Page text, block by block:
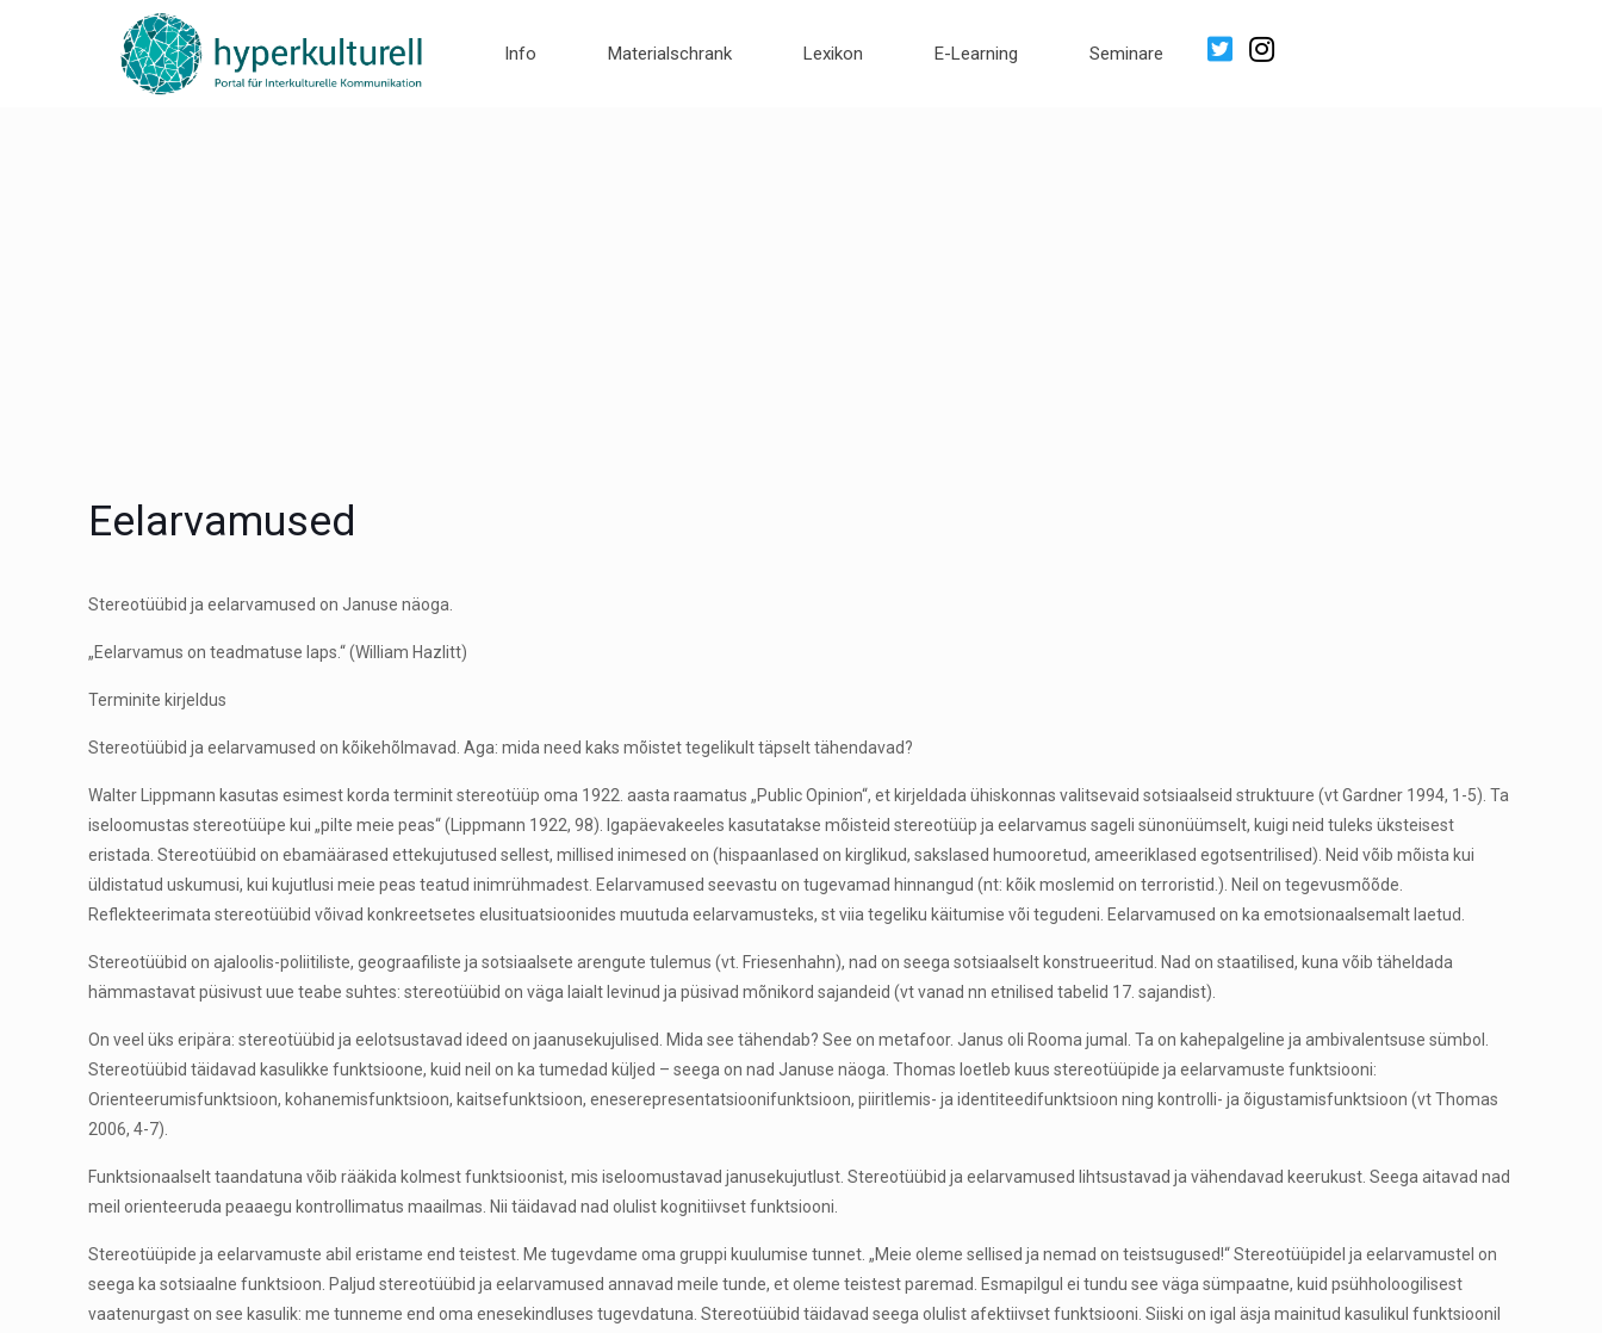
Info Materialschrank Lexikon E-Learning Seminare
Eelarvamused
Stereotüübid ja eelarvamused on Januse näoga.
„Eelarvamus on teadmatuse laps.“ (William Hazlitt)
Terminite kirjeldus
Stereotüübid ja eelarvamused on kõikehõlmavad. Aga: mida need kaks mõistet tegelikult täpselt tähendavad?
Walter Lippmann kasutas esimest korda terminit stereotüüp oma 1922. aasta raamatus „Public Opinion“, et kirjeldada ühiskonnas valitsevaid sotsiaalseid struktuure (vt Gardner 1994, 1-5). Ta
iseloomustas stereotüüpe kui „pilte meie peas“ (Lippmann 1922, 98). Igapäevakeeles kasutatakse mõisteid stereotüüp ja eelarvamus sageli sünonüümselt, kuigi neid tuleks üksteisest
eristada. Stereotüübid on ebamäärased ettekujutused sellest, millised inimesed on (hispaanlased on kirglikud, sakslased humooretud, ameeriklased egotsentrilised). Neid võib mõista kui
üldistatud uskumusi, kui kujutlusi meie peas teatud inimrühmadest. Eelarvamused seevastu on tugevamad hinnangud (nt: kõik moslemid on terroristid.). Neil on tegevusmõõde.
Reflekteerimata stereotüübid võivad konkreetsetes elusituatsioonides muutuda eelarvamusteks, st viia tegeliku käitumise või tegudeni. Eelarvamused on ka emotsionaalsemalt laetud.
Stereotüübid on ajaloolis-poliitiliste, geograafiliste ja sotsiaalsete arengute tulemus (vt. Friesenhahn), nad on seega sotsiaalselt konstrueeritud. Nad on staatilised, kuna võib täheldada
hämmastavat püsivust uue teabe suhtes: stereotüübid on väga laialt levinud ja püsivad mõnikord sajandeid (vt vanad nn etnilised tabelid 17. sajandist).
On veel üks eripära: stereotüübid ja eelotsustavad ideed on jaanusekujulised. Mida see tähendab? See on metafoor. Janus oli Rooma jumal. Ta on kahepalgeline ja ambivalentsuse sümbol.
Stereotüübid täidavad kasulikke funktsioone, kuid neil on ka tumedad küljed – seega on nad Januse näoga. Thomas loetleb kuus stereotüüpide ja eelarvamuste funktsiooni:
Orienteerumisfunktsioon, kohanemisfunktsioon, kaitsefunktsioon, eneserepresentatsioonifunktsioon, piiritlemis- ja identiteedifunktsioon ning kontrolli- ja õigustamisfunktsioon (vt Thomas
2006, 4-7).
Funktsionaalselt taandatuna võib rääkida kolmest funktsioonist, mis iseloomustavad janusekujutlust. Stereotüübid ja eelarvamused lihtsustavad ja vähendavad keerukust. Seega aitavad nad
meil orienteeruda peaaegu kontrollimatus maailmas. Nii täidavad nad olulist kognitiivset funktsiooni.
Stereotüüpide ja eelarvamuste abil eristame end teistest. Me tugevdame oma gruppi kuulumise tunnet. „Meie oleme sellised ja nemad on teistsugused!“ Stereotüüpidel ja eelarvamustel on
seega ka sotsiaalne funktsioon. Paljud stereotüübid ja eelarvamused annavad meile tunde, et oleme teistest paremad. Esmapilgul ei tundu see väga sümpaatne, kuid psühholoogilisest
vaatenurgast on see kasulik: me tunneme end oma enesekindluses tugevdatuna. Stereotüübid täidavad seega olulist afektiivset funktsiooni. Siiski on igal äsja mainitud kasulikul funktsioonil